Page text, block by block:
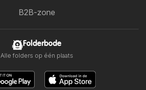
B2B-zone
Folderbode
Alle folders op één plaats